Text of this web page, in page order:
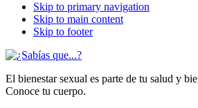
Skip to primary navigation
Skip to main content
Skip to footer
El bienestar sexual es parte de tu salud y
Conoce tu cuerpo.